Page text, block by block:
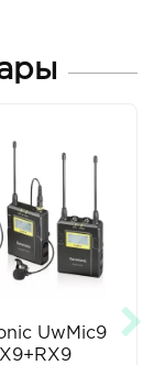
UwMic9